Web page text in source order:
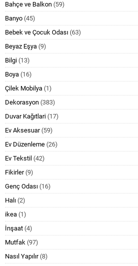
Bahçe ve Balkon (59)
Banyo (45)
Bebek ve Çocuk Odası (63)
Beyaz Eşya (9)
Bilgi (13)
Boya (16)
Çilek Mobilya (1)
Dekorasyon (383)
Duvar Kağıtlari (17)
Ev Aksesuar(59)
Ev Düzenleme (26)
Ev Tekstil (42)
Fikirler(9)
Genç Odası (16)
Halı (2)
ikea (1)
İnşaat (4)
Mutfak (97)
Nasıl Yapılır(8)